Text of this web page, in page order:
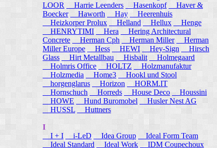
LOOR
Harrie Leenders Hasenkopf
Haver &
Boecker
Haworth Hay
Heerenhuis
Heizkorper Prolux
Helland Hellux
Henge
HENRYTIMI
Hera
Hering Architectural
Concrete
Herman Cph Herman Miller
Herman
Miller Europe
Hess HEWI Hey-Sign
Hirsch
Glass
Hirt Metallbau Hisbalit
Holmegaard
Holmris Office
HOLTZ
Holzmanufaktur
Holzmedia
Home3
Hookl und Stool
horgenglarus
Horizon
HORM.IT
Hornschuch
Horreds House Deco
Houssini
HOWE
Hund Buromobel
Husler Nest AG
HUSSL
Huttners
I
I + I
i-LeD Idea Group
Ideal Form Team
Ideal Standard
Ideal Work
IDM Coupechoux